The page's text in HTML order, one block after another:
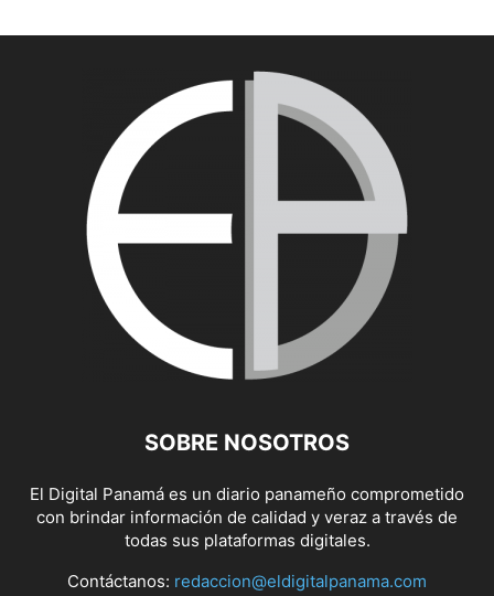
SOBRE NOSOTROS
El Digital Panamá es un diario panameño comprometido
con brindar información de calidad y veraz a través de
todas sus plataformas digitales.
Contáctanos: redaccion@eldigitalpanama.com